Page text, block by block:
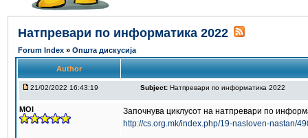
Натпревари по информатика 2022
Forum Index » Општа дискусија
Author
21/02/2022 16:43:19 Subject: Натпревари по информатика 2022
MOI
Започнува циклусот на натпревари по
http://cs.org.mk/index.php/19-nasloven-nastan/